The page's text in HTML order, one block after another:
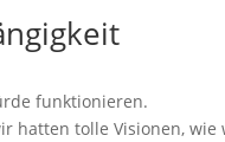
funktionieren.
hatten tolle Visionen,